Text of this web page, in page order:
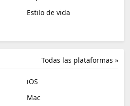
Estilo de vida
Todas las plataformas »
iOS
Mac